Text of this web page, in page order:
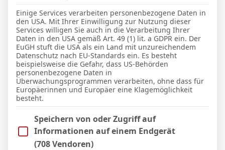
1. Runde im DFB-Pokal - Osnabrück
bekommt die Bayern
Das große Los hat der VfL Osnabrück
gezogen. In der Sportschau am Samstag
(06.06.2026) bescherte Schiedsrichter
Deniz Aytekin dem Zweitliga-Aufsteiger
in der 1. Runde des DFB-Pokals
Titelverteidiger Bayern München.
Einige Services verarbeiten personenbezogene Daten in
den USA. Mit Ihrer Einwilligung zur Nutzung dieser
Services willigen Sie auch in die Verarbeitung Ihrer
Daten in den USA gemäß Art. 49 (1) lit. a GDPR ein. Der
EuGH stuft die USA als ein Land mit unzureichendem
Datenschutz nach EU-Standards ein. Es besteht
beispielsweise die Gefahr, dass US-Behörden
personenbezogene Daten in
Überwachungsprogrammen verarbeiten, ohne dass für
Europäerinnen und Europäer eine Klagemöglichkeit
besteht.
Im Folgenden finden Sie eine Liste der Zwecke des IAB
Speichern von oder Zugriff auf
Informationen auf einem Endgerät
(708 Vendoren)